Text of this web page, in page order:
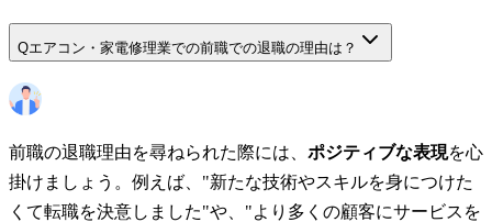
Qエアコン・家電修理業での前職での退職の理由は？
前職の退職理由を尋ねられた際には、 ポジティブな表現を心
掛けましょう。例えば、"新たな技術やスキルを身につけた
くて転職を決意しました"や、"より多くの顧客にサービスを